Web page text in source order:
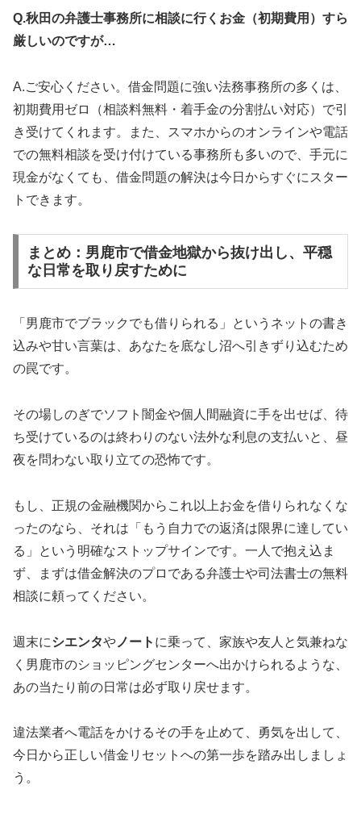
Q.秋田の弁護士事務所に相談に行くお金（初期費用）すら
厳しいのですが…
A.ご安心ください。借金問題に強い法務事務所の多くは、
初期費用ゼロ（相談料無料・着手金の分割払い対応）で引
き受けてくれます。また、スマホからのオンラインや電話
での無料相談を受け付けている事務所も多いので、手元に
現金がなくても、借金問題の解決は今日からすぐにスター
トできます。
まとめ：男鹿市で借金地獄から抜け出し、平穏
な日常を取り戻すために
「男鹿市でブラックでも借りられる」というネットの書き
込みや甘い言葉は、あなたを底なし沼へ引きずり込むため
の罠です。
その場しのぎでソフト闇金や個人間融資に手を出せば、待
ち受けているのは終わりのない法外な利息の支払いと、昼
夜を問わない取り立ての恐怖です。
もし、正規の金融機関からこれ以上お金を借りられなくな
ったのなら、それは「もう自力での返済は限界に達してい
る」という明確なストップサインです。一人で抱え込ま
ず、まずは借金解決のプロである弁護士や司法書士の無料
相談に頼ってください。
週末にシエンタや ノート に乗って、家族や友人と気兼ねな
く男鹿市のショッピングセンターへ出かけられるような、
あの当たり前の日常は必ず取り戻せます。
違法業者へ電話をかけるその手を止めて、勇気を出して、
今日から正しい借金リセットへの第一歩を踏み出しましょ
う。